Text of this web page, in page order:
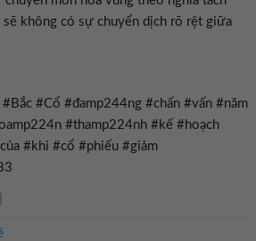
sẽ không có sự chuyển dịch rõ rệt giữa
#Cổ #đamp244ng #chấn #vấn #năm
#thamp224nh #kế #hoạch
#khi #cổ #phiếu #giảm